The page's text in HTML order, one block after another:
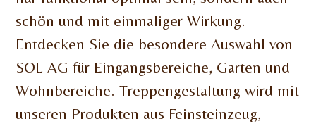
schön und mit einmaliger Wirkung.
Entdecken Sie die besondere Auswahl von
SOL AG für Eingangsbereiche, Garten und
Wohnbereiche. Treppengestaltung wird mit
unseren Produkten aus Feinsteinzeug,